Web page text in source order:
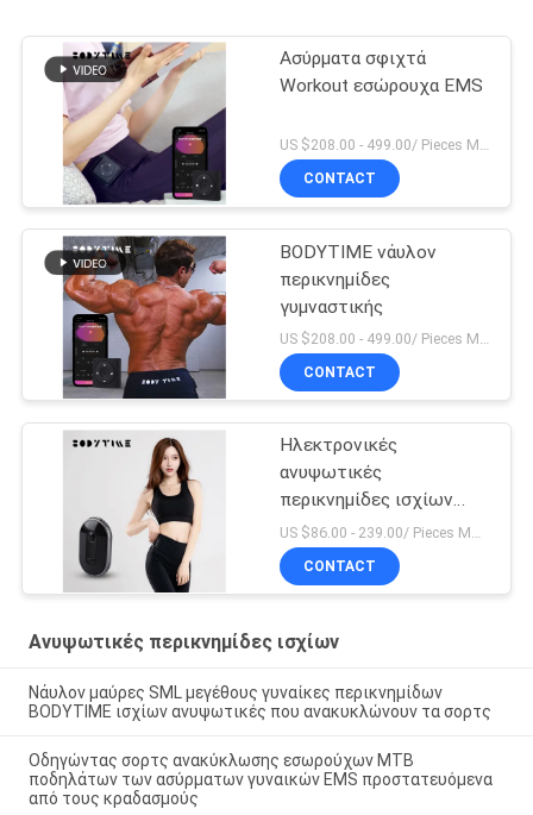
Ασύρματα σφιχτά
Workout εσώρουχα EMS
US $208.00 - 499.00/ Pieces MOQ:1pieces
CONTACT
BODYTIME νάυλον
περικνημίδες
γυμναστικής
US $208.00 - 499.00/ Pieces MOQ:1pieces
CONTACT
Ηλεκτρονικές
ανυψωτικές
περικνημίδες ισχίων
υποκίνησης μυών
US $86.00 - 239.00/ Pieces MOQ:1pieces
CONTACT
Ανυψωτικές περικνημίδες ισχίων
Νάυλον μαύρες SML μεγέθους γυναίκες περικνημίδων
BODYTIME ισχίων ανυψωτικές που ανακυκλώνουν τα σορτς
Οδηγώντας σορτς ανακύκλωσης εσωρούχων MTB
ποδηλάτων των ασύρματων γυναικών EMS προστατευόμενα
από τους κραδασμούς